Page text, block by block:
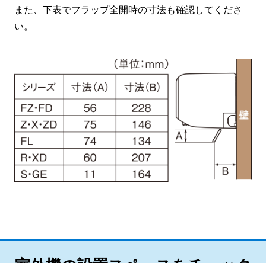
また、下表でフラップ全開時の寸法も確認してくださ
い。